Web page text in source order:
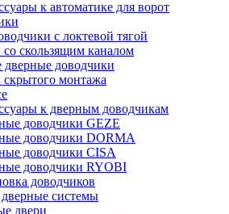
к автоматике для ворот
с локтевой тягой
скользящим каналом
доводчики
монтажа
к дверным доводчикам
доводчики GEZE
доводчики DORMA
доводчики CISA
доводчики RYOBI
доводчиков
системы
двери